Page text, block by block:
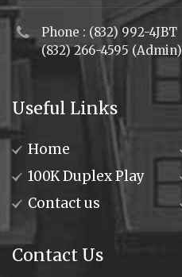
Phone : (832) 992-4JBT
(832) 266-4595 (Admin)
Useful Links
Home
100K Duplex Play
Contact us
Contact Us